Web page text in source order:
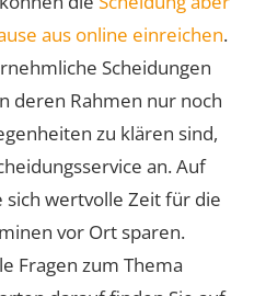
aus online einreichen.
Scheidungen
deren Rahmen nur noch
zu klären sind,
an. Auf
sich wertvolle Zeit für die
vor Ort sparen.
Fragen zum Thema